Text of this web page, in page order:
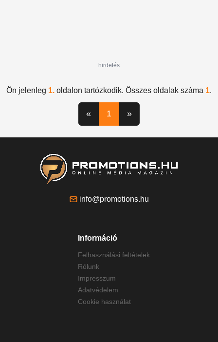
hirdetés
Ön jelenleg 1. oldalon tartózkodik. Összes oldalak száma 1.
« 1 »
info@promotions.hu
Információ
Felhasználási feltételek
Rólunk
Impresszum
Adatvédelem
Cookie használat